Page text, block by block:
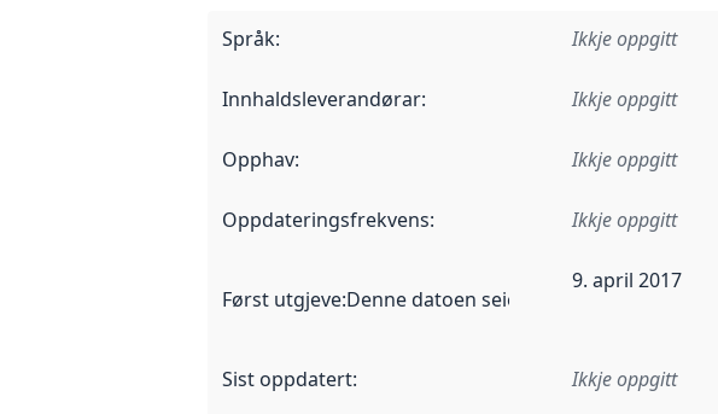
Språk: Ikkje oppgitt
Innhaldsleverandørar: Ikkje oppgitt
Opphav: Ikkje oppgitt
Oppdateringsfrekvens: Ikkje oppgitt
Først utgjeve:Denne datoen seier når dataa i dette
9. april 2017
Sist oppdatert: Ikkje oppgitt